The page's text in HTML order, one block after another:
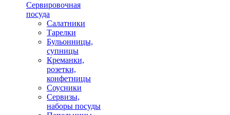
Сервировочная
посуда
Салатники
Тарелки
Бульонницы,
супницы
Креманки,
розетки,
конфетницы
Соусники
Сервизы,
наборы посуды